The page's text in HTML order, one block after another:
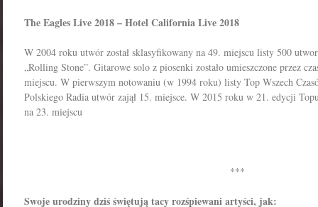
The Eagles Live 2018 – Hotel California Live 2018
W 2004 roku utwór został sklasyfikowany na 49. miejscu listy 500
„Rolling Stone”. Gitarowe solo z piosenki zostało umieszczone przez
miejscu. W pierwszym notowaniu (w 1994 roku) listy Top Wszech
Polskiego Radia utwór zajął 15. miejsce. W 2015 roku w 21. edycji
na 23. miejscu
***
Swoje urodziny dziś świętują tacy rozśpiewani artyści, jak: